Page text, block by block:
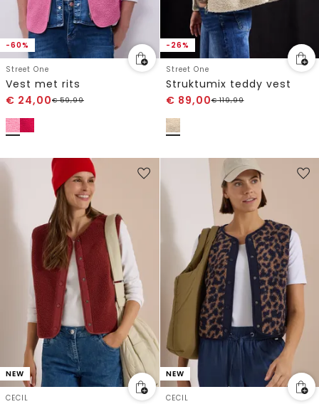
-60%
Street One
Vest met rits
€ 24,00€59,99
-26%
Street One
Struktumix teddy vest
€ 89,00€119,99
NEW
CECIL
NEW
CECIL